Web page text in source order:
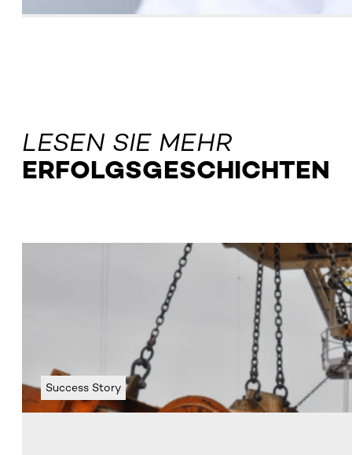
LESEN SIE MEHR
ERFOLGSGESCHICHTEN
Success Story